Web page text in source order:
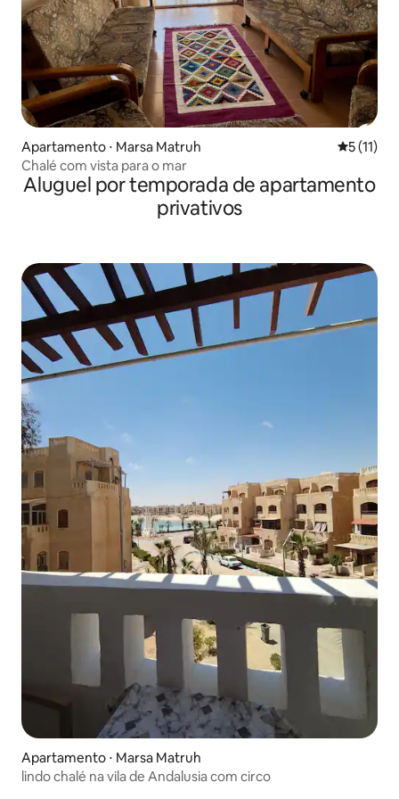
Apartamento ⋅ Marsa Matruh 5 de uma
5 (11)
Chalé com vista para o mar
Aluguel por temporada de apartamento
privativos
Apartamento ⋅ Marsa Matruh
lindo chalé na vila de Andalusia com circo